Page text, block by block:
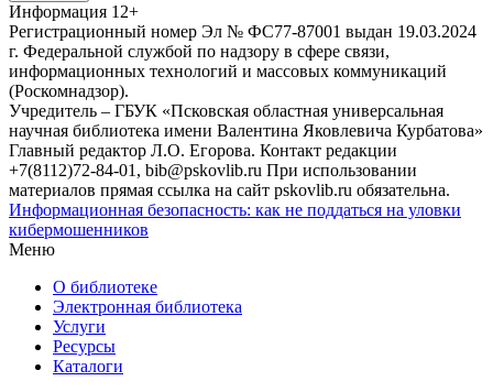
Информация 12+
Регистрационный номер Эл № ФС77-87001 выдан 19.03.2024
г. Федеральной службой по надзору в сфере связи,
информационных технологий и массовых коммуникаций
(Роскомнадзор).
Учредитель – ГБУК «Псковская областная универсальная
научная библиотека имени Валентина Яковлевича Курбатова»
Главный редактор Л.О. Егорова. Контакт редакции
+7(8112)72-84-01, bib@pskovlib.ru При использовании
материалов прямая ссылка на сайт pskovlib.ru обязательна.
Информационная безопасность: как не поддаться на уловки
кибермошенников
Меню
О библиотеке
Электронная библиотека
Услуги
Ресурсы
Каталоги